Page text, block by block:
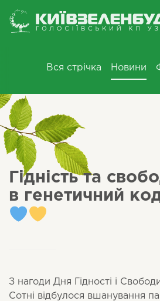
Вся стрічка Новини
Гідність та
в генетичний
З нагоди Дня Гідності і
Сотні відбулося вшанування